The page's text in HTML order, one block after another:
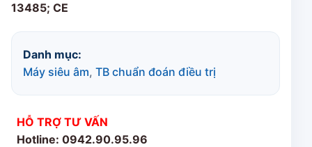
13485; CE
Danh mục:
Máy siêu âm, TB chuẩn đoán điều trị
HỖ TRỢ TƯ VẤN
Hotline: 0942.90.95.96